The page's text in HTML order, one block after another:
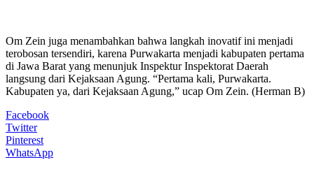
Om Zein juga menambahkan bahwa langkah inovatif ini menjadi
terobosan tersendiri, karena Purwakarta menjadi kabupaten pertama
di Jawa Barat yang menunjuk Inspektur Inspektorat Daerah
langsung dari Kejaksaan Agung. “Pertama kali, Purwakarta.
Kabupaten ya, dari Kejaksaan Agung,” ucap Om Zein. (Herman B)
Facebook
Twitter
Pinterest
WhatsApp